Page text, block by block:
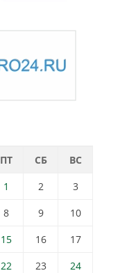
ПТ СБ
ВС
1
2
3
8 9
10
15 16
17
22 23
24